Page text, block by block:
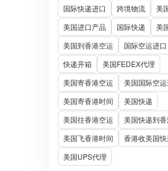
国际快递进口 跨境物流
美
美国进口产品
国际快递
美
美国到香港空运
国际空运进口
快递开箱
美国FEDEX代理
美国寄香港空运
美国国际空运
美国寄香港时间
美国快递
美国往香港空运
美国快递到
美国飞香港时间
香港收美国快
美国UPS代理